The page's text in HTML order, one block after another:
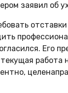
заявил об
Его
работа